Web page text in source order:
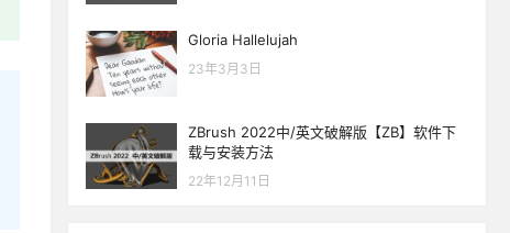
Gloria Hallelujah
23年3月3日
ZBrush 2022中/英文破解版【ZB】软件下
载与安装方法
22年12月11日